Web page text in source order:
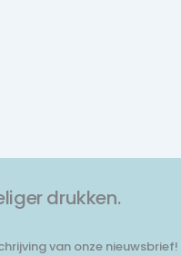
drukken.
van onze nieuwsbrief!